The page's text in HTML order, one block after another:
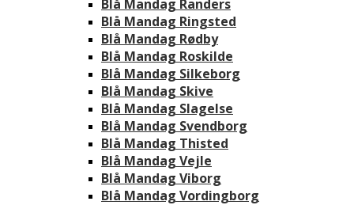
Blå Mandag Randers
Blå Mandag Ringsted
Blå Mandag Rødby
Blå Mandag Roskilde
Blå Mandag Silkeborg
Blå Mandag Skive
Blå Mandag Slagelse
Blå Mandag Svendborg
Blå Mandag Thisted
Blå Mandag Vejle
Blå Mandag Viborg
Blå Mandag Vordingborg